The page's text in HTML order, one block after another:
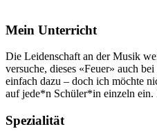
Mein Unterricht
Die Leidenschaft an der Musik
versuche, dieses «Feuer» auch
einfach dazu – doch ich möchte
auf jede*n Schüler*in einzeln
Spezialität